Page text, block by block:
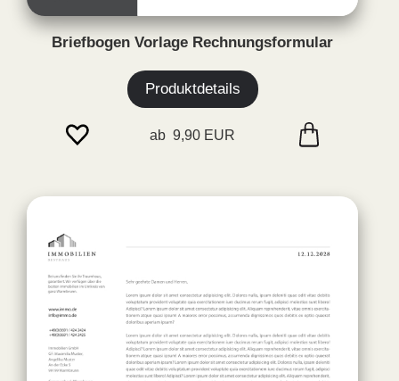
Briefbogen Vorlage Rechnungsformular
Produktdetails
ab 9,90 EUR